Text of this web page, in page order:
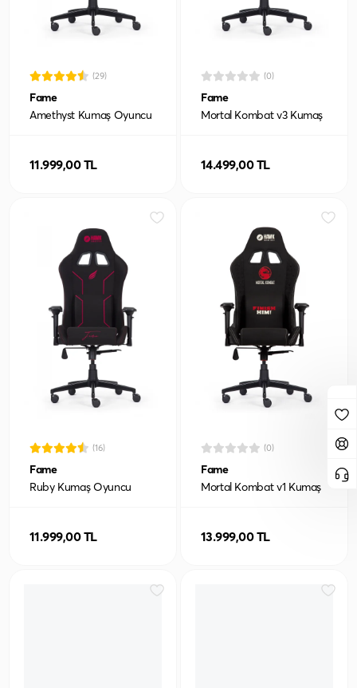
(29)
Fame
Amethyst Kumaş Oyuncu
11.999,00 TL
(0)
Fame
Mortal Kombat v3 Kumaş
14.499,00 TL
(16)
Fame
Ruby Kumaş Oyuncu
11.999,00 TL
(0)
Fame
Mortal Kombat v1 Kumaş
13.999,00 TL